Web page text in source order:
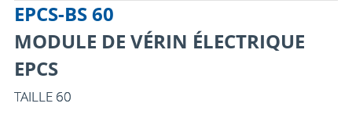
EPCS-BS 60
MODULE DE VÉRIN ÉLECTRIQUE
EPCS
TAILLE 60